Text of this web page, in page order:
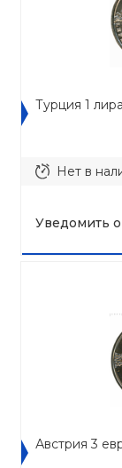
Турция 1
Нет в
Уведомить
Австрия 3